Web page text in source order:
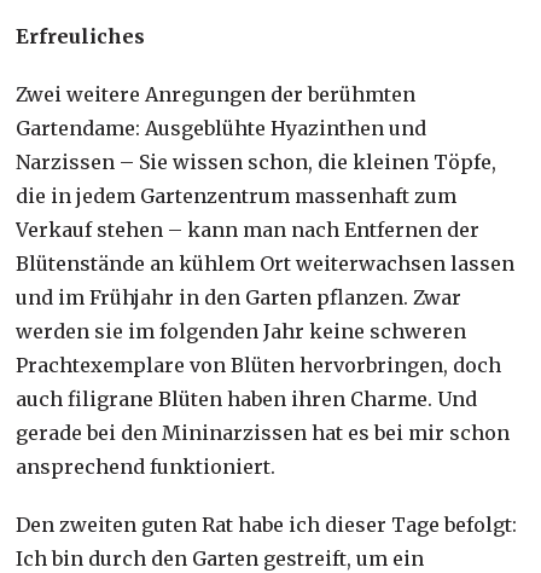
Erfreuliches
Zwei weitere Anregungen der berühmten
Gartendame: Ausgeblühte Hyazinthen und
Narzissen – Sie wissen schon, die kleinen Töpfe,
die in jedem Gartenzentrum massenhaft zum
Verkauf stehen – kann man nach Entfernen der
Blütenstände an kühlem Ort weiterwachsen lassen
und im Frühjahr in den Garten pflanzen. Zwar
werden sie im folgenden Jahr keine schweren
Prachtexemplare von Blüten hervorbringen, doch
auch filigrane Blüten haben ihren Charme. Und
gerade bei den Mininarzissen hat es bei mir schon
ansprechend funktioniert.
Den zweiten guten Rat habe ich dieser Tage befolgt:
Ich bin durch den Garten gestreift, um ein